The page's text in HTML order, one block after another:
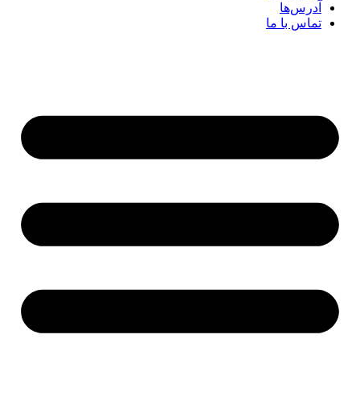
آدرس‌ها
تماس با ما